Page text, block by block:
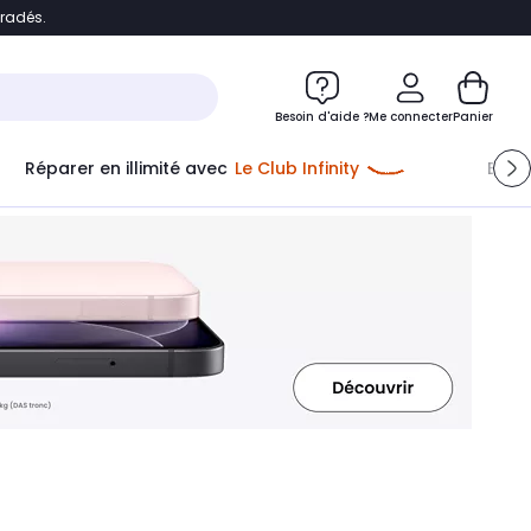
Besoin d'aide ?Me connecterPanier
Réparer en illimité avec Le Club Infinity